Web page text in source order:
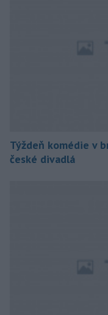
Týždeň komédie v
české divadlá